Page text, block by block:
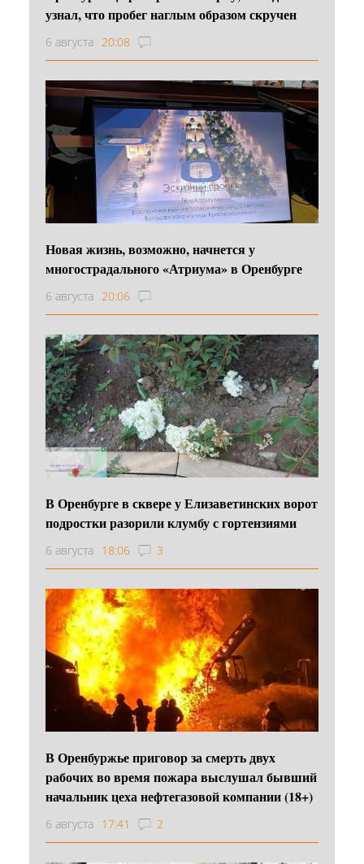
узнал, что пробег наглым образом скручен
6 августа 20:08
Новая жизнь, возможно, начнется у
многострадального «Атриума» в Оренбурге
6 августа 20:06
В Оренбурге в сквере у Елизаветинских ворот
подростки разорили клумбу с гортензиями
6 августа 18:06 3
В Оренбуржье приговор за смерть двух
рабочих во время пожара выслушал бывший
начальник цеха нефтегазовой компании (18+)
6 августа 17:41 2